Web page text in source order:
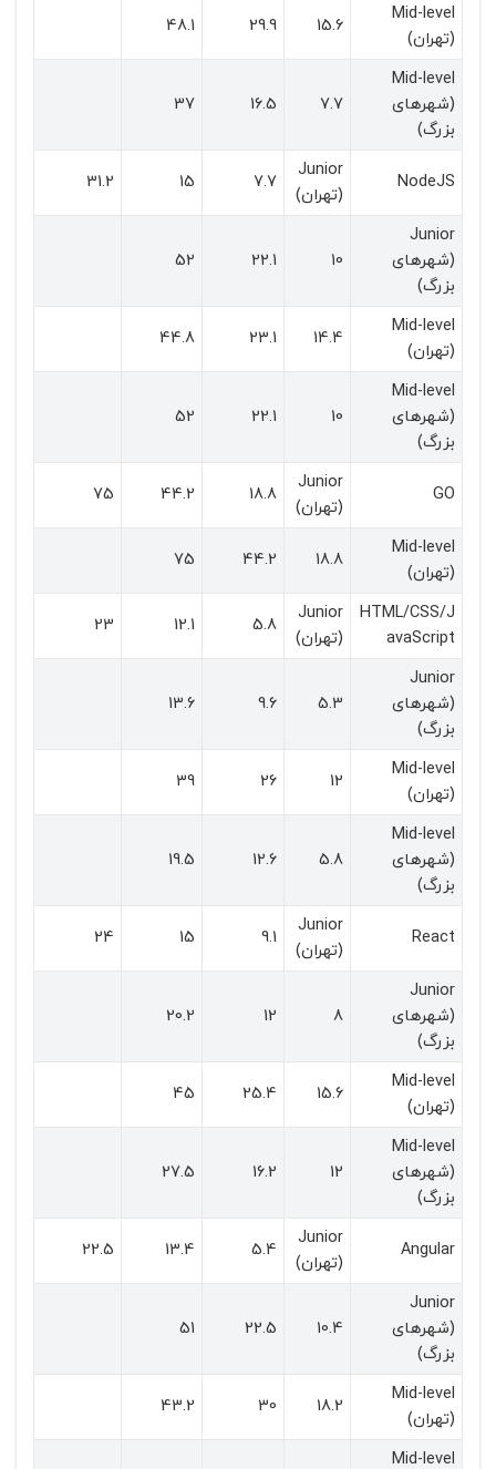
Mid-level
(تهران)
15.6
29.9
48.1
Mid-level
(شهرهای
بزرگ)
7.7
16.5
37
NodeJS
Junior
(تهران)
7.7
15
31.2
Junior
(شهرهای
بزرگ)
10
22.1
52
Mid-level
(تهران)
14.4
23.1
44.8
Mid-level
(شهرهای
بزرگ)
10
22.1
52
GO
Junior
(تهران)
18.8
44.2
75
Mid-level
(تهران)
18.8
44.2
75
HTML/CSS/J
avaScript
Junior
(تهران)
5.8
12.1
23
Junior
(شهرهای
بزرگ)
5.3
9.6
13.6
Mid-level
(تهران)
12
26
39
Mid-level
(شهرهای
بزرگ)
5.8
12.6
19.5
React
Junior
(تهران)
9.1
15
24
Junior
(شهرهای
بزرگ)
8
12
20.2
Mid-level
(تهران)
15.6
25.4
45
Mid-level
(شهرهای
بزرگ)
12
16.2
27.5
Angular
Junior
(تهران)
5.4
13.4
22.5
Junior
(شهرهای
بزرگ)
10.4
22.5
51
Mid-level
(تهران)
18.2
30
43.2
Mid-level